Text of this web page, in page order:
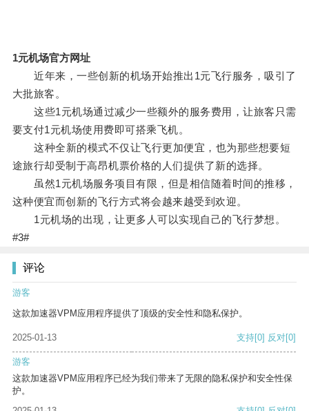
1元机场官方网址
近年来，一些创新的机场开始推出1元飞行服务，吸引了
大批旅客。
这些1元机场通过减少一些额外的服务费用，让旅客只需
要支付1元机场使用费即可搭乘飞机。
这种全新的模式不仅让飞行更加便宜，也为那些想要短
途旅行却受制于高昂机票价格的人们提供了新的选择。
虽然1元机场服务项目有限，但是相信随着时间的推移，
这种便宜而创新的飞行方式将会越来越受到欢迎。
1元机场的出现，让更多人可以实现自己的飞行梦想。
#3#
评论
游客
这款加速器VPM应用程序提供了顶级的安全性和隐私保护。
2025-01-13 支持[0] 反对[0]
游客
这款加速器VPM应用程序已经为我们带来了无限的隐私保护和安全性保
护。